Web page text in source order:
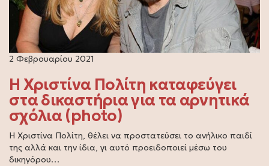
2 Φεβρουαρίου 2021
Η Χριστίνα Πολίτη καταφεύγει
στα δικαστήρια για τα αρνητικά
σχόλια (photo)
Η Χριστίνα Πολίτη, θέλει να προστατεύσει το ανήλικο παιδί
της αλλά και την ίδια, γι αυτό προειδοποιεί μέσω του
δικηγόρου…